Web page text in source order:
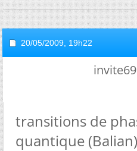
20/05/2009, 19h22
transitions de
quantique (Balian)